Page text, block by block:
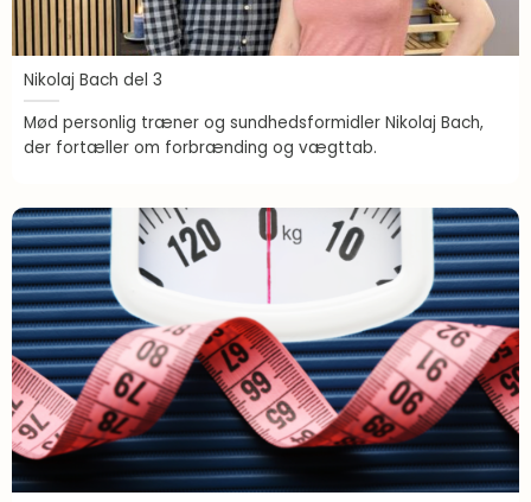
Nikolaj Bach del 3
Mød personlig træner og sundhedsformidler Nikolaj Bach,
der fortæller om forbrænding og vægttab.